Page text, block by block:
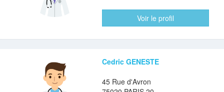
Voir le profil
Cedric GENESTE
45 Rue d'Avron